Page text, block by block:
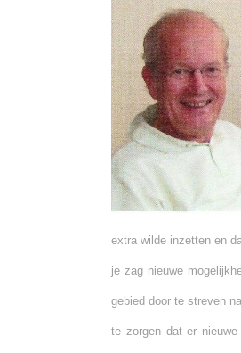
extra wilde inzetten en
je zag nieuwe
gebied door te streven
te zorgen dat er